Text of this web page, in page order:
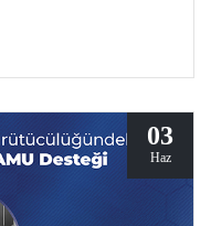
İTÜ ARC’nin hava
03
Haz